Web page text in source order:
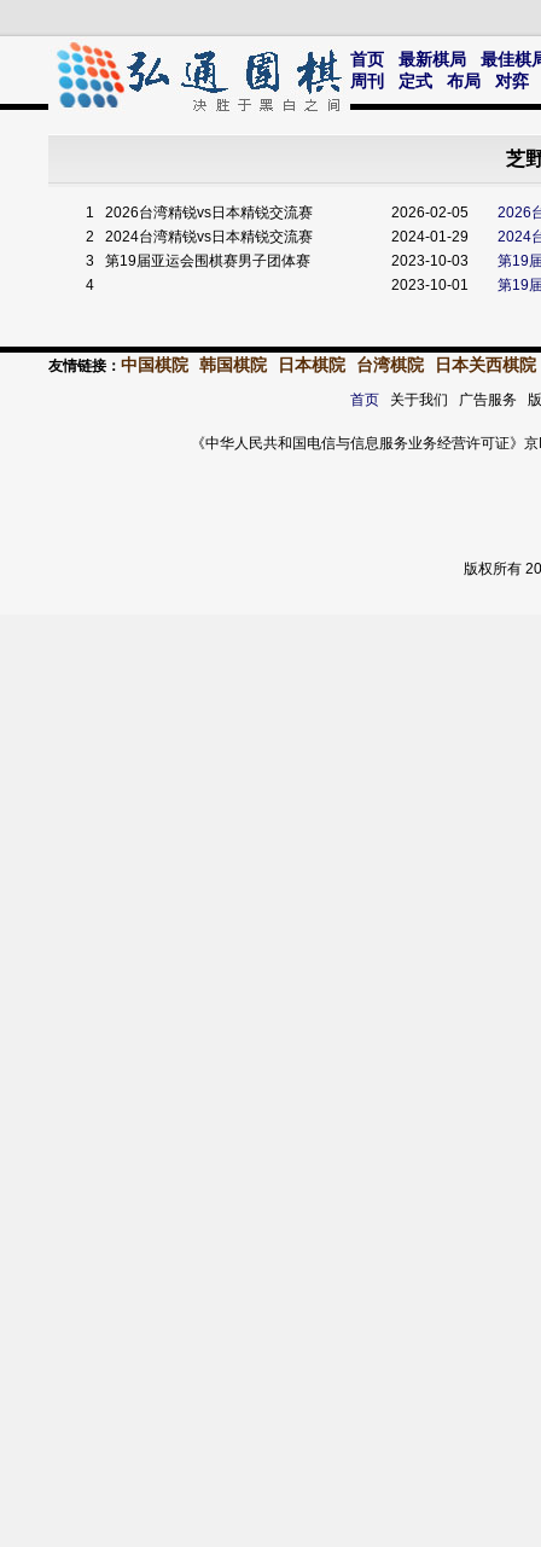
首页 最新棋局
最佳棋
周刊
定式 布局 对弈
芝
1 2026台湾精锐vs日本精锐交流赛 2026-02-05
2026
2
2024台湾精锐vs日本精锐交流赛 2024-01-29
2024
3
第19届亚运会围棋赛男子团体赛 2023-10-03
第19
4
2023-10-01 第19
友情链接： 中国棋院 韩国棋院 日本棋院 台湾棋院 日本关西棋院
首页关于我们 广告服务
《中华人民共和国电信与信息服务业务经营许可证
版权所有